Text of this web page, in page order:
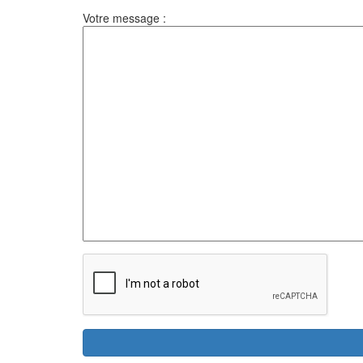
Votre message :